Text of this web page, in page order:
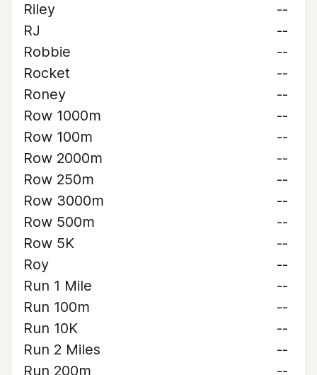
Riley
--
RJ
--
Robbie
--
Rocket
--
Roney
--
Row 1000m
--
Row 100m
--
Row 2000m
--
Row 250m
--
Row 3000m
--
Row 500m
--
Row 5K
--
Roy
--
Run 1 Mile
--
Run 100m
--
Run 10K
--
Run 2 Miles
--
Run 200m
--